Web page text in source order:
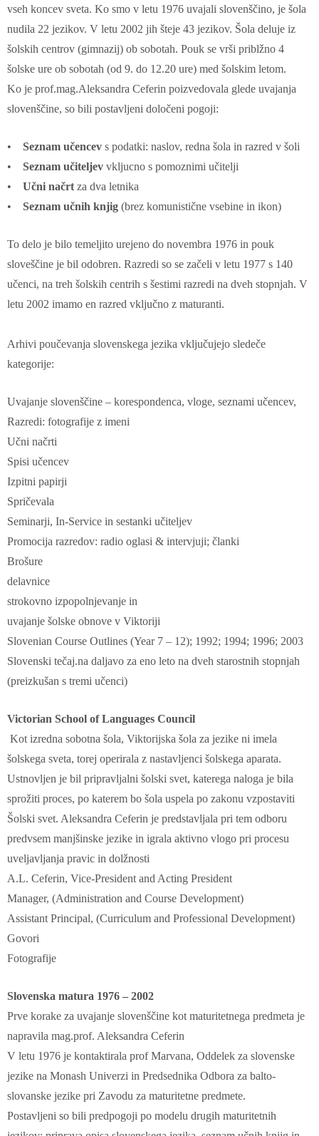
vseh koncev sveta. Ko smo v letu 1976 uvajali slovenščino, je šola
nudila 22 jezikov. V letu 2002 jih šteje 43 jezikov. Šola deluje iz
šolskih centrov (gimnazij) ob sobotah. Pouk se vrši priblžno 4
šolske ure ob sobotah (od 9. do 12.20 ure) med šolskim letom.
Ko je prof.mag.Aleksandra Ceferin poizvedovala glede uvajanja
slovenščine, so bili postavljeni določeni pogoji:
• Seznam učencev s podatki: naslov, redna šola in razred v šoli
• Seznam učiteljev vkljucno s pomoznimi učitelji
• Učni načrt za dva letnika
• Seznam učnih knjig (brez komunistične vsebine in ikon)
To delo je bilo temeljito urejeno do novembra 1976 in pouk
sloveščine je bil odobren. Razredi so se začeli v letu 1977 s 140
učenci, na treh šolskih centrih s šestimi razredi na dveh stopnjah. V
letu 2002 imamo en razred vključno z maturanti.
Arhivi poučevanja slovenskega jezika vključujejo sledeče
kategorije:
Uvajanje slovenščine – korespondenca, vloge, seznami učencev,
Razredi: fotografije z imeni
Učni načrti
Spisi učencev
Izpitni papirji
Spričevala
Seminarji, In-Service in sestanki učiteljev
Promocija razredov: radio oglasi & intervjuji; članki
Brošure
delavnice
strokovno izpopolnjevanje in
uvajanje šolske obnove v Viktoriji
Slovenian Course Outlines (Year 7 – 12); 1992; 1994; 1996; 2003
Slovenski tečaj.na daljavo za eno leto na dveh starostnih stopnjah
(preizkušan s tremi učenci)
Victorian School of Languages Council
Kot izredna sobotna šola, Viktorijska šola za jezike ni imela
šolskega sveta, torej operirala z nastavljenci šolskega aparata.
Ustnovljen je bil pripravljalni šolski svet, katerega naloga je bila
sprožiti proces, po katerem bo šola uspela po zakonu vzpostaviti
Šolski svet. Aleksandra Ceferin je predstavljala pri tem odboru
predvsem manjšinske jezike in igrala aktivno vlogo pri procesu
uveljavljanja pravic in dolžnosti
A.L. Ceferin, Vice-President and Acting President
Manager, (Administration and Course Development)
Assistant Principal, (Curriculum and Professional Development)
Govori
Fotografije
Slovenska matura 1976 – 2002
Prve korake za uvajanje slovenščine kot maturitetnega predmeta je
napravila mag.prof. Aleksandra Ceferin
V letu 1976 je kontaktirala prof Marvana, Oddelek za slovenske
jezike na Monash Univerzi in Predsednika Odbora za balto-
slovanske jezike pri Zavodu za maturitetne predmete.
Postavljeni so bili predpogoji po modelu drugih maturitetnih